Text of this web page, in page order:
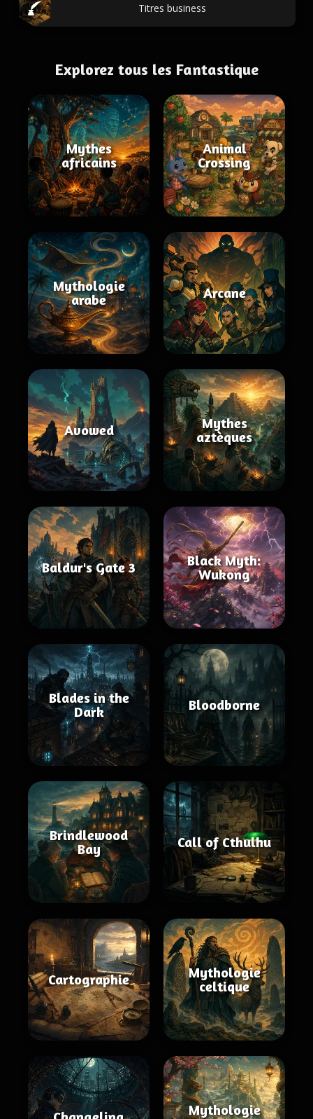
Titres business
Explorez tous les Fantastique
Mythes
africains
Animal
Crossing
Mythologie
arabe
Arcane
Avowed
Mythes
aztèques
Baldur's Gate 3
Black Myth:
Wukong
Blades in the
Dark
Bloodborne
Brindlewood
Bay
Call of Cthulhu
Cartographie
Mythologie
celtique
Mythologie